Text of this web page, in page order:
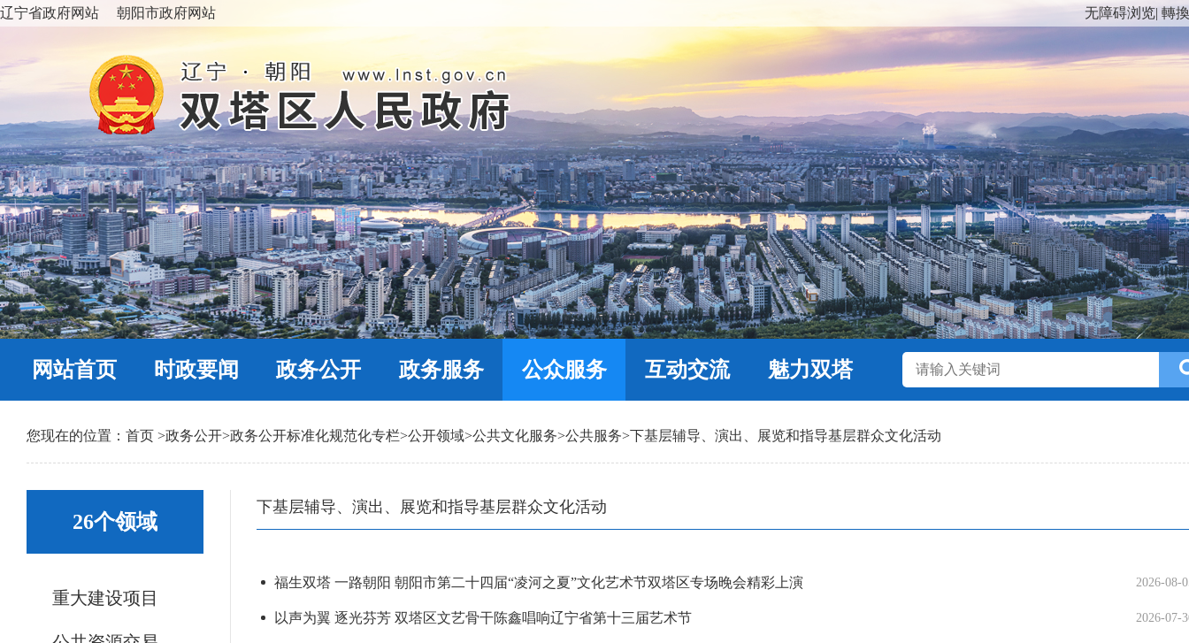
辽宁省政府网站 朝阳市政府网站 无障碍浏览| 轉
网站首页 时政要闻 政务公开 政务服务 公众服务 互动交流 魅力双塔
您现在的位置： 首页 >政务公开>政务公开标准化规范化专栏>公开领域>公共文化服务>公共服务>下基层辅导、演出、展览和指导基层群众文化活动
26个领域
重大建设项目
下基层辅导、演出、展览和指导基层群众文化活动
福生双塔 一路朝阳 朝阳市第二十四届“凌河之夏”文化艺术节双塔区专场晚会精彩上演 2026-08-
以声为翼 逐光芬芳 双塔区文艺骨干陈鑫唱响辽宁省第十三届艺术节 2026-07-